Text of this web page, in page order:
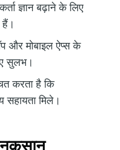
ज्ञान बढ़ाने के लिए
हैं।
और मोबाइल ऐप्स के
सुलभ।
करता है कि
सहायता मिले।